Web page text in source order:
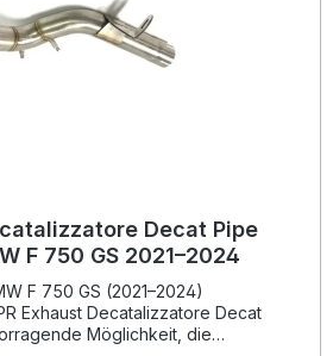
hohe Qualität und
gegenüber
Decat Pipe
F 750 GS 2021–2024
F 750 GS (2021–2024)
Exhaust Decatalizzatore Decat
Möglichkeit, die